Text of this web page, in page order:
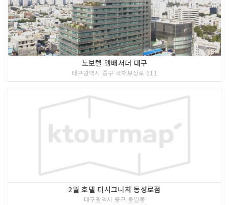
노보텔 앰배서더 대구
대구광역시 중구 국채보상로 611
2월 호텔 더시그니처 동성로점
대구광역시 중구 동일동